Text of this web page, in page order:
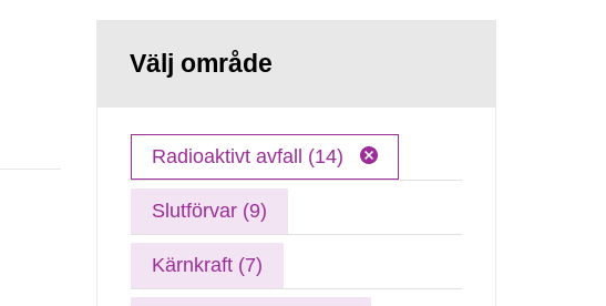
Välj område
Radioaktivt avfall (14)
Slutförvar (9)
Kärnkraft (7)